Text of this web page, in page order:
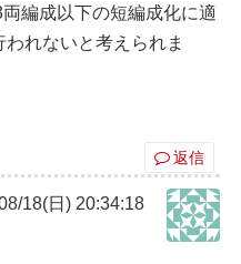
編成以下の短編成化に適
れないと考えられま
返信
18(日) 20:34:18